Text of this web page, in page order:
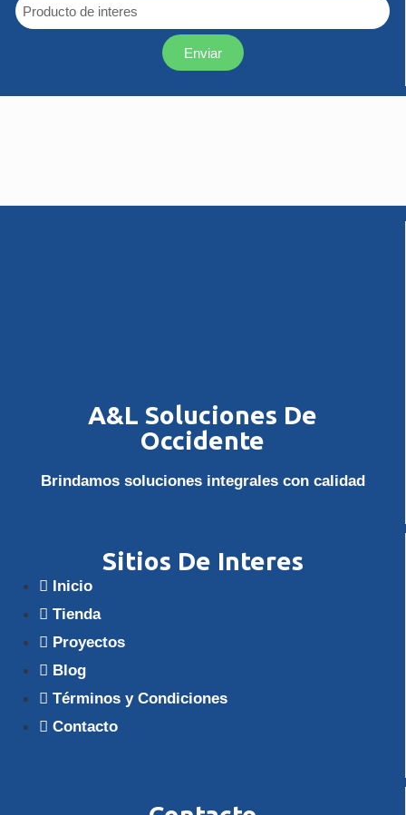
Enviar
A&L Soluciones De
Occidente
Brindamos soluciones integrales con calidad
Sitios De Interes
Inicio
Tienda
Proyectos
Blog
Términos y Condiciones
Contacto